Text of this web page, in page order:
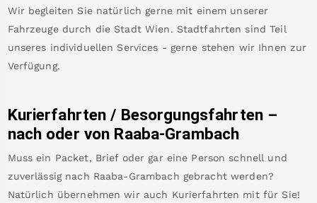
Wir begleiten Sie natürlich gerne mit einem unserer
Fahrzeuge durch die Stadt Wien. Stadtfahrten sind Teil
unseres individuellen Services - gerne stehen wir Ihnen zur
Verfügung.
Kurierfahrten / Besorgungsfahrten –
nach oder von Raaba-Grambach
Muss ein Packet, Brief oder gar eine Person schnell und
zuverlässig nach Raaba-Grambach gebracht werden?
Natürlich übernehmen wir auch Kurierfahrten mit für Sie!